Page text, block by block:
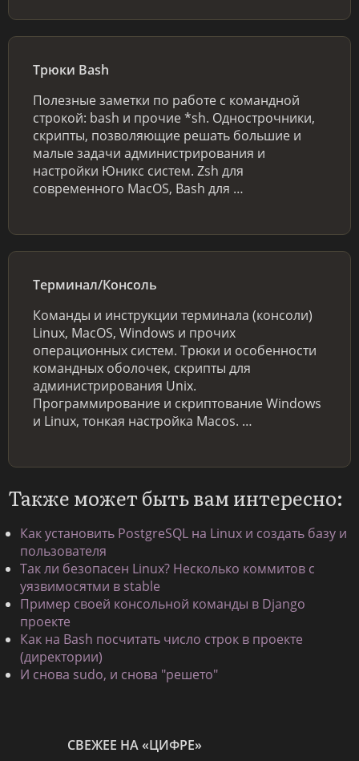
Трюки Bash
Полезные заметки по работе с командной
строкой: bash и прочие *sh. Однострочники,
скрипты, позволяющие решать большие и
малые задачи администрирования и
настройки Юникс систем. Zsh для
современного MacOS, Bash для …
Терминал/Консоль
Команды и инструкции терминала (консоли)
Linux, MacOS, Windows и прочих
операционных систем. Трюки и особенности
командных оболочек, скрипты для
администрирования Unix.
Программирование и скриптование Windows
и Linux, тонкая настройка Macos. …
Также может быть вам интересно:
Как установить PostgreSQL на Linux и создать базу и
пользователя
Так ли безопасен Linux? Несколько коммитов с
уязвимосятми в stable
Пример своей консольной команды в Django
проекте
Как на Bash посчитать число строк в проекте
(директории)
И снова sudo, и снова "решето"
СВЕЖЕЕ НА «ЦИФРЕ»